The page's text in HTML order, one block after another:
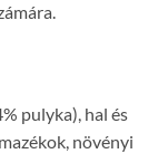
pulyka), hal és
növényi